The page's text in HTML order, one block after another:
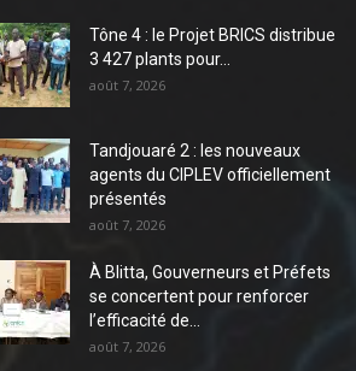
Tône 4 : le Projet BRICS distribue
3 427 plants pour...
août 7, 2026
Tandjouaré 2 : les nouveaux
agents du CIPLEV officiellement
présentés
août 7, 2026
À Blitta, Gouverneurs et Préfets
se concertent pour renforcer
l’efficacité de...
août 7, 2026